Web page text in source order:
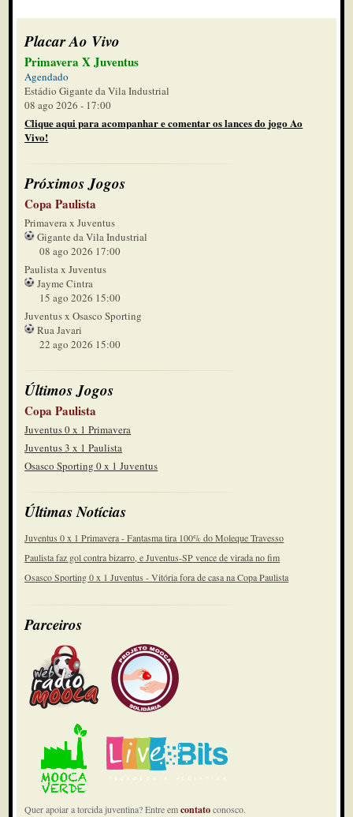
Placar Ao Vivo
Primavera X Juventus
Agendado
Estádio Gigante da Vila Industrial
08 ago 2026 - 17:00
Clique aqui para acompanhar e comentar os lances do jogo Ao
Vivo!
Próximos Jogos
Copa Paulista
Primavera x Juventus
Gigante da Vila Industrial
08 ago 2026 17:00
Paulista x Juventus
Jayme Cintra
15 ago 2026 15:00
Juventus x Osasco Sporting
Rua Javari
22 ago 2026 15:00
Últimos Jogos
Copa Paulista
Juventus 0 x 1 Primavera
Juventus 3 x 1 Paulista
Osasco Sporting 0 x 1 Juventus
Últimas Notícias
Juventus 0 x 1 Primavera - Fantasma tira 100% do Moleque Travesso
Paulista faz gol contra bizarro, e Juventus-SP vence de virada no fim
Osasco Sporting 0 x 1 Juventus - Vitória fora de casa na Copa Paulista
Parceiros
Quer apoiar a torcida juventina? Entre emcontatoconosco.